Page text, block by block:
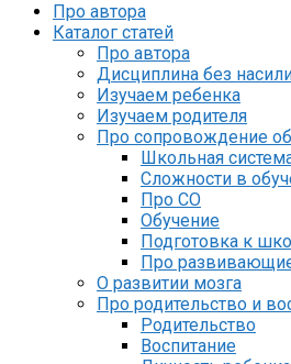
Про автора
Каталог статей
Про автора
Дисциплина без
Изучаем ребенка
Изучаем родителя
Про сопровождение
Школьная
Сложности в
Про СО
Обучение
Подготовка к
Про
О развитии мозга
Про родительство и
Родительство
Воспитание